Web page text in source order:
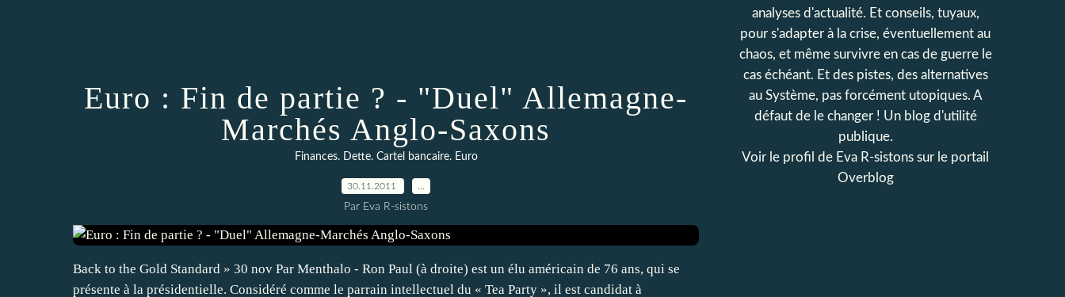
Euro : Fin de partie ? - "Duel" Allemagne-
Marchés Anglo-Saxons
Finances. Dette. Cartel bancaire. Euro
30.11.2011
Par Eva R-sistons
Back to the Gold Standard » 30 nov Par Menthalo - Ron Paul (à droite) est un élu américain de 76 ans, qui se
présente à la présidentielle. Considéré comme le parrain intellectuel du « Tea Party », il est candidat à
analyses d'actualité. Et conseils, tuyaux,
pour s'adapter à la crise, éventuellement au
chaos, et même survivre en cas de guerre le
cas échéant. Et des pistes, des alternatives
au Système, pas forcément utopiques. A
défaut de le changer ! Un blog d'utilité
publique.
Voir le profil de Eva R-sistons sur le portail
Overblog